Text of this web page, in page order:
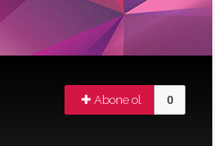
Abone ol 0